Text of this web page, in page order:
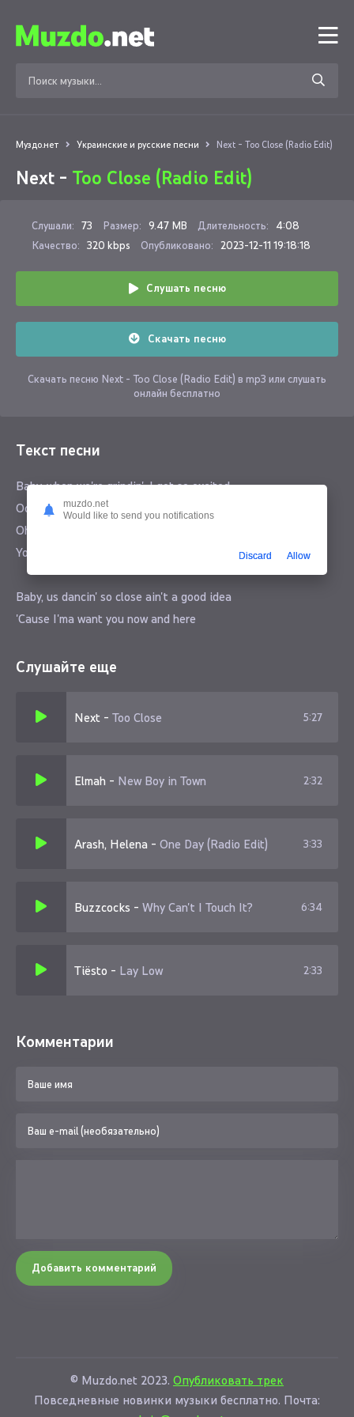
Муздо.нет Украинские и русские песни Next - Too Close (Radio Edit)
Next - Too Close (Radio Edit)
Слушали: 73 Размер: 9.47 MB Длительность:
4:08
Качество: 320 kbps Опубликовано: 2023-12-11 19:18:18
Слушать песню
Скачать песню
Скачать песню Next - Too Close (Radio Edit) в mp3 или слушать
онлайн бесплатно
Текст песни
Baby, when we're grindin', I get so excited
Ooh how I like it, I try but I can't fight it
Oh, you're dancin' real close, 'plus it's real, real slow
You know you're makin' it hard for me
Baby, us dancin' so close ain't a good idea
'Cause I'ma want you now and here
Makes me want you so bad sexually, oh girl
Слушайте еще
Next - Too Close 5:27
Elmah - New Boy in Town 2:32
Arash, Helena - One Day (Radio Edit) 3:33
Buzzcocks - Why Can't I Touch It? 6:34
Tiësto - Lay Low 2:33
Комментарии
Добавить комментарий
© Muzdo.net 2023. Опубликовать трек
Повседневные новинки музыки бесплатно. Почта:
muzdo.net
Would like to send you notifications
Discard Allow